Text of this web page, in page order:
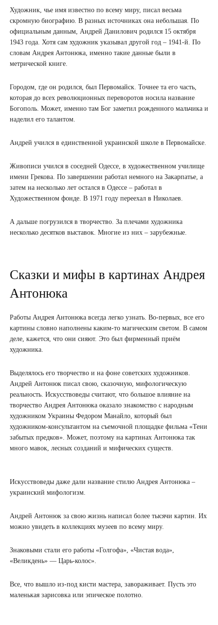
Художник, чье имя известно по всему миру, писал весьма
скромную биографию. В разных источниках она небольшая. По
официальным данным, Андрей Данилович родился 15 октября
1943 года. Хотя сам художник указывал другой год – 1941-й. По
словам Андрея Антонюка, именно такие данные были в
метрической книге.
Городом, где он родился, был Первомайск. Точнее та его часть,
которая до всех революционных переворотов носила название
Богополь. Может, именно там Бог заметил рожденного мальчика и
наделил его талантом.
Андрей учился в единственной украинской школе в Первомайске.
Живописи учился в соседней Одессе, в художественном училище
имени Грекова. По завершении работал немного на Закарпатье, а
затем на несколько лет остался в Одессе – работал в
Художественном фонде. В 1971 году переехал в Николаев.
А дальше погрузился в творчество. За плечами художника
несколько десятков выставок. Многие из них – зарубежные.
Сказки и мифы в картинах Андрея
Антонюка
Работы Андрея Антонюка всегда легко узнать. Во-первых, все его
картины словно наполнены каким-то магическим светом. В самом
деле, кажется, что они сияют. Это был фирменный приём
художника.
Выделялось его творчество и на фоне советских художников.
Андрей Антонюк писал свою, сказочную, мифологическую
реальность. Искусствоведы считают, что большое влияние на
творчество Андрея Антонюка оказало знакомство с народным
художником Украины Федором Манайло, который был
художником-консультантом на съемочной площадке фильма «Тени
забытых предков». Может, поэтому на картинах Антонюка так
много мавок, лесных созданий и мифических существ.
Искусствоведы даже дали название стилю Андрея Антонюка –
украинский мифологизм.
Андрей Антонюк за свою жизнь написал более тысячи картин. Их
можно увидеть в коллекциях музеев по всему миру.
Знаковыми стали его работы «Голгофа», «Чистая вода»,
«Великдень» — Царь-колос».
Все, что вышло из-под кисти мастера, завораживает. Пусть это
маленькая зарисовка или эпическое полотно.